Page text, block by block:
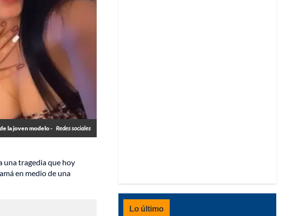
la joven modelo - Redes sociales
una tragedia que hoy
en medio de una
Lo último